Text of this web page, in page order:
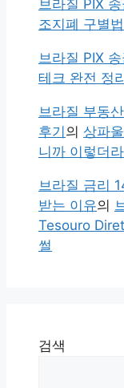
브라질 PIX
조지폐 구별
브라질 PIX
테크 완전 정
브라질 부동
후기 의 상파
니까 이렇더
브라질 금리
받는 이유의
Tesouro
썰
검색